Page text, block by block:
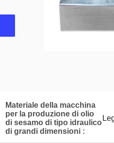
Materiale della macchina
per la produzione di olio
di sesamo di tipo idraulico
di grandi dimensioni :